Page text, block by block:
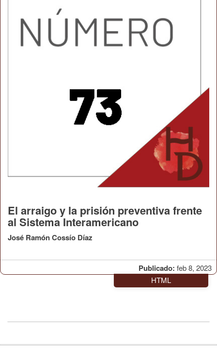
Publicado: feb 8, 2023
El arraigo y la prisión preventiva frente
al Sistema Interamericano
José Ramón Cossío Díaz
HTML